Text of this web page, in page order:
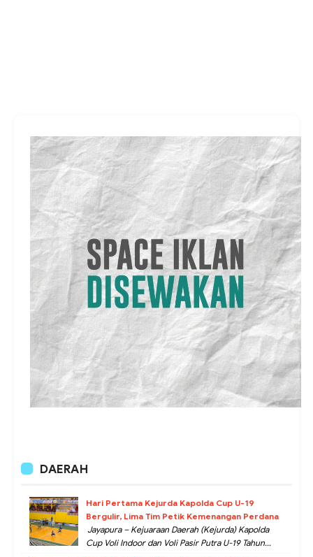
DAERAH
Hari Pertama Kejurda Kapolda Cup U-19
Bergulir, Lima Tim Petik Kemenangan Perdana
Jayapura – Kejuaraan Daerah (Kejurda) Kapolda
Cup Voli Indoor dan Voli Pasir Putra U-19 Tahun...